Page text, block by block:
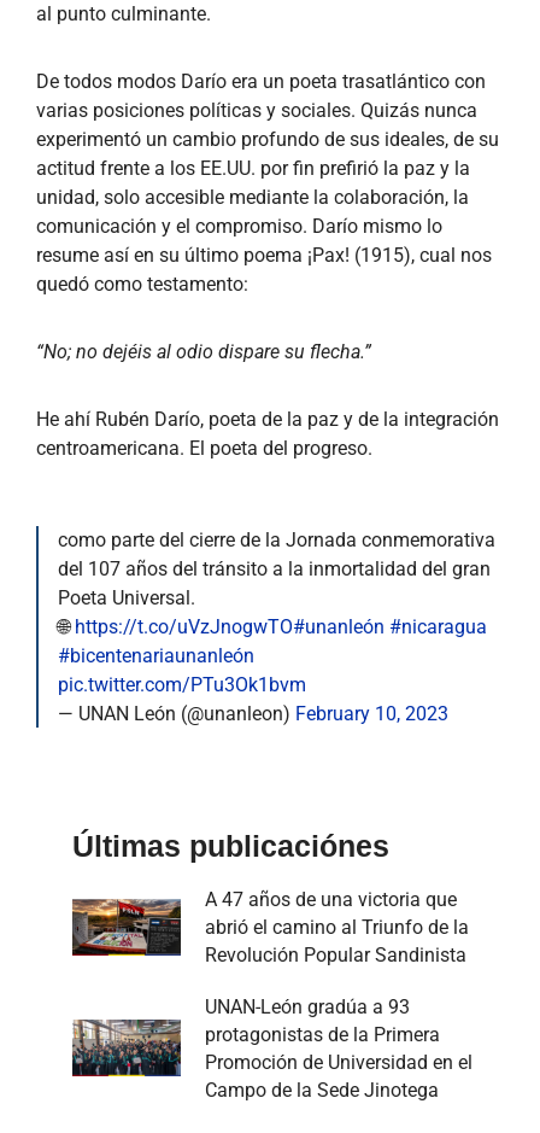
al punto culminante.
De todos modos Darío era un poeta trasatlántico con
varias posiciones políticas y sociales. Quizás nunca
experimentó un cambio profundo de sus ideales, de su
actitud frente a los EE.UU. por fin prefirió la paz y la
unidad, solo accesible mediante la colaboración, la
comunicación y el compromiso. Darío mismo lo
resume así en su último poema ¡Pax! (1915), cual nos
quedó como testamento:
“No; no dejéis al odio dispare su flecha.”
He ahí Rubén Darío, poeta de la paz y de la integración
centroamericana. El poeta del progreso.
como parte del cierre de la Jornada conmemorativa
del 107 años del tránsito a la inmortalidad del gran
Poeta Universal.
🌐https://t.co/uVzJnogwTO#unanleón #nicaragua
#bicentenariaunanleón
pic.twitter.com/PTu3Ok1bvm
— UNAN León (@unanleon) February 10, 2023
Últimas publicaciónes
A 47 años de una victoria que
abrió el camino al Triunfo de la
Revolución Popular Sandinista
UNAN-León gradúa a 93
protagonistas de la Primera
Promoción de Universidad en el
Campo de la Sede Jinotega